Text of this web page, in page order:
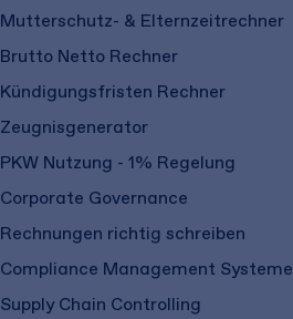
Mutterschutz- & Elternzeitrechner
Brutto Netto Rechner
Kündigungsfristen Rechner
Zeugnisgenerator
PKW Nutzung - 1% Regelung
Corporate Governance
Rechnungen richtig schreiben
Compliance Management Systeme
Supply Chain Controlling